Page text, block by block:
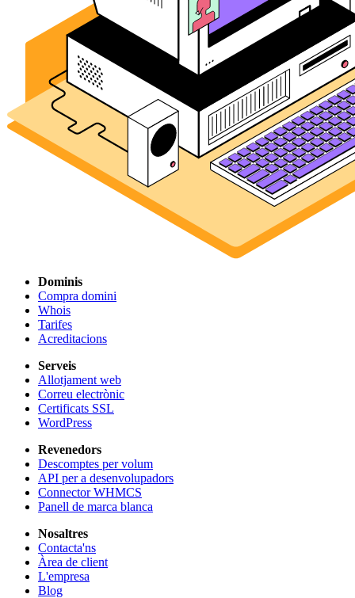
Dominis
Compra domini
Whois
Tarifes
Acreditacions
Serveis
Allotjament web
Correu electrònic
Certificats SSL
WordPress
Revenedors
Descomptes per volum
API per a desenvolupadors
Connector WHMCS
Panell de marca blanca
Nosaltres
Contacta'ns
Àrea de client
L'empresa
Blog